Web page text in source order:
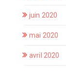
juin 2020
mai 2020
avril 2020